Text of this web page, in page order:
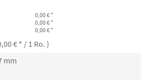
0,00 € *
0,00 € *
0,00 € *
€ * / 1 Ro. )
mm